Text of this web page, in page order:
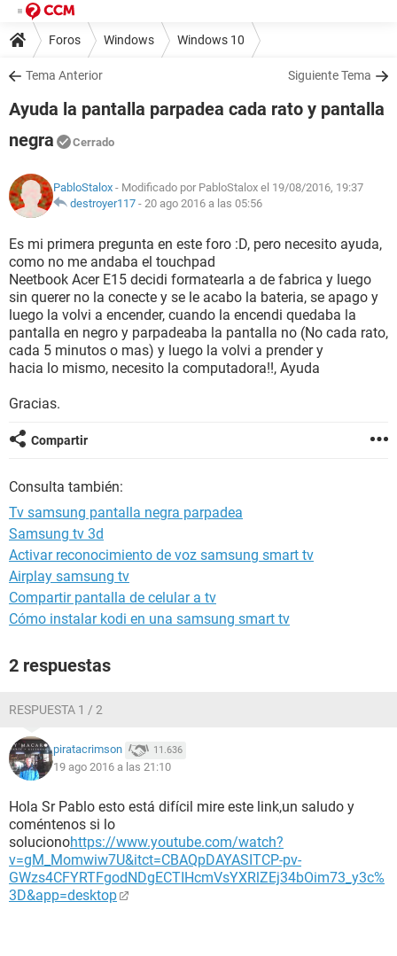
Foros Windows Windows 10
Tema Anterior Siguiente Tema
Ayuda la pantalla parpadea cada rato y pantalla
negra
Cerrado
PabloStalox - Modificado por PabloStalox el 19/08/2016, 19:37
destroyer117 - 20 ago 2016 a las 05:56
Es mi primera pregunta en este foro :D, pero necesito ayuda,
como no me andaba el touchpad
Neetbook Acer E15 decidi formatearla a de fabrica y luego
sin querer no la conecte y se le acabo la bateria, se apago y
luego la volvi a encender, cuando la encendi quedaba la
pantalla en negro y parpadeaba la pantalla no (No cada rato,
cada 5 minutos o mas) y luego la volvi a prender y
hacia lo mismo, necesito la computadora!!, Ayuda
Gracias.
Compartir
Consulta también:
Tv samsung pantalla negra parpadea
Samsung tv 3d
Activar reconocimiento de voz samsung smart tv
Airplay samsung tv
Compartir pantalla de celular a tv
Cómo instalar kodi en una samsung smart tv
2 respuestas
RESPUESTA 1 / 2
piratacrimson 11.636
19 ago 2016 a las 21:10
Hola Sr Pablo esto está difícil mire este link,un saludo y
coméntenos si lo
solucionohttps://www.youtube.com/watch?
v=gM_Momwiw7U&itct=CBAQpDAYASITCP-pv-
GWzs4CFYRTFgodNDgECTIHcmVsYXRlZEj34bOim73_y3c%
3D&app=desktop